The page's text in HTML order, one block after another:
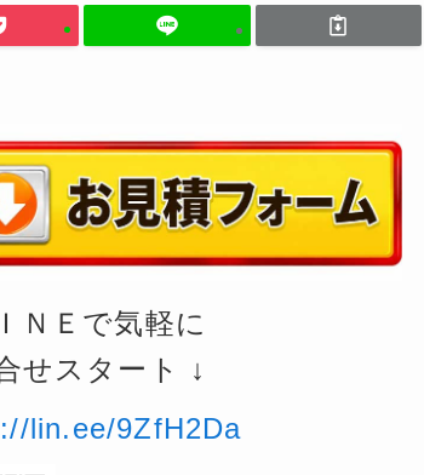
ＮＥで気軽に
せスタート ↓
lin.ee/9ZfH2Da